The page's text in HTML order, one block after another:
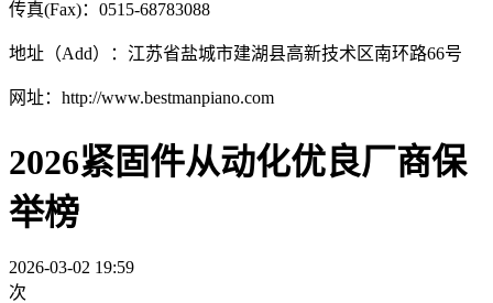
传真(Fax)：0515-68783088
地址（Add）：江苏省盐城市建湖县高新技术区南环路66号
网址：http://www.bestmanpiano.com
2026紧固件从动化优良厂商保
举榜
2026-03-02 19:59
次